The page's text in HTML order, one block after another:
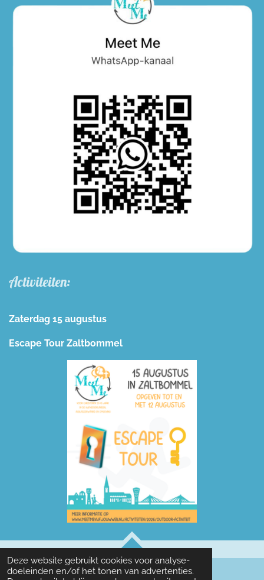
Deze website gebruikt cookies voor analyse-
doeleinden en/of het tonen van advertenties.
Activiteiten:
Zaterdag 15 augustus
Escape Tour Zaltbommel
TOP